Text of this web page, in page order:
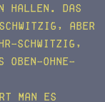
Hallen. Das
aber
schwitzig,
ohne-
man es